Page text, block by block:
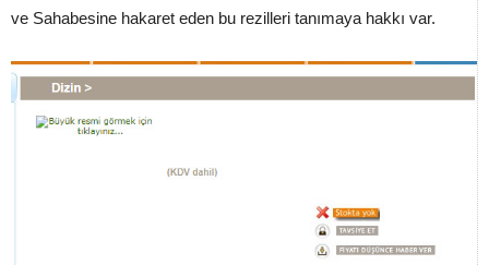
ve Sahabesine hakaret eden bu rezilleri tanımaya hakkı var.